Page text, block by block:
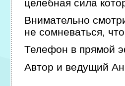
целебная сила
Внимательно
не сомневаться,
Телефон в прямой
Автор и ведущий